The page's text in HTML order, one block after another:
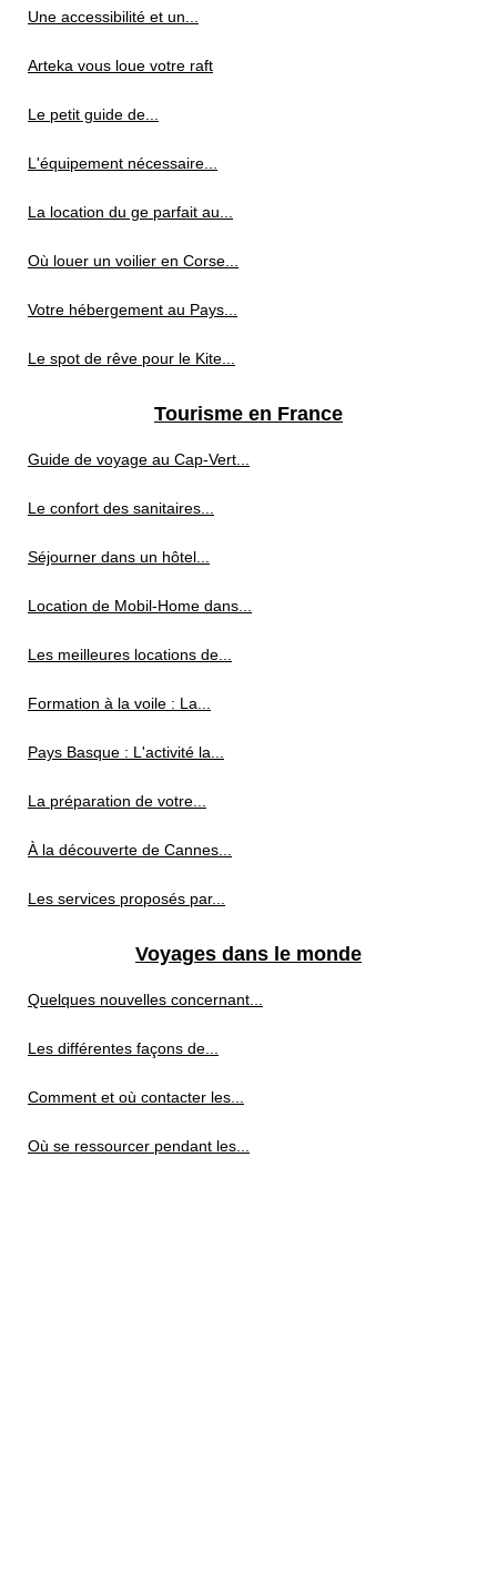
Une accessibilité et un...
Arteka vous loue votre raft
Le petit guide de...
L'équipement nécessaire...
La location du ge parfait au...
Où louer un voilier en Corse...
Votre hébergement au Pays...
Le spot de rêve pour le Kite...
Tourisme en France
Guide de voyage au Cap‑Vert...
Le confort des sanitaires...
Séjourner dans un hôtel...
Location de Mobil-Home dans...
Les meilleures locations de...
Formation à la voile : La...
Pays Basque : L'activité la...
La préparation de votre...
À la découverte de Cannes...
Les services proposés par...
Voyages dans le monde
Quelques nouvelles concernant...
Les différentes façons de...
Comment et où contacter les...
Où se ressourcer pendant les...